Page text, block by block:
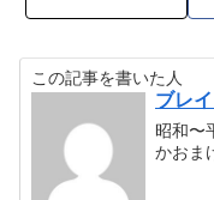
この記事を書いた人
ブレ
昭和〜
かおま